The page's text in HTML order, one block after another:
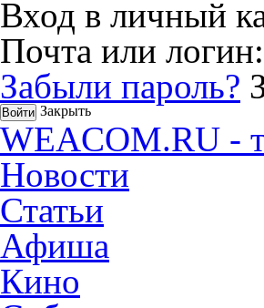
Вход в личный
Почта или логин:
Забыли пароль?
Закрыть
WEACOM.RU -
Новости
Статьи
Афиша
Кино